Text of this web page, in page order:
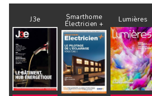
J3e Smarthome
Électricien + Lumières